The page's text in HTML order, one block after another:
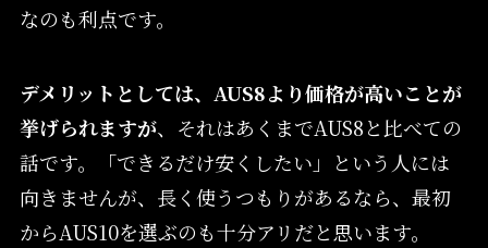
なのも利点です。
デメリットとしては、AUS8より価格が高いことが
挙げられますが、それはあくまでAUS8と比べての
話です。「できるだけ安くしたい」という人には
向きませんが、長く使うつもりがあるなら、最初
からAUS10を選ぶのも十分アリだと思います。